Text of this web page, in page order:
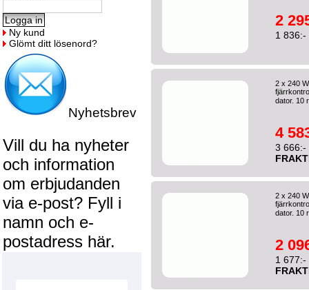
Ny kund
Glömt ditt lösenord?
Nyhetsbrev
Vill du ha nyheter
och information
om erbjudanden
via e-post? Fyll i
namn och e-
postadress här.
2
1 836:-
2 x 240
dator. 10
4
3 666:-
2 x 240
dator. 10
2
1 677:-